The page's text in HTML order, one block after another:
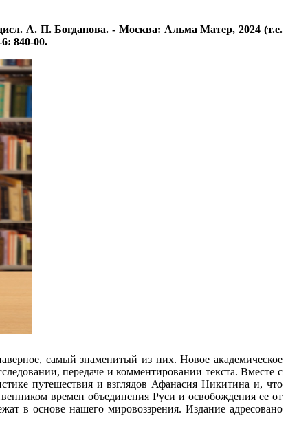
А. П. Богданова. - Москва: Альма Матер, 2024 (т.е.
840-00.
самый знаменитый из них. Новое академическое
передаче и комментировании текста. Вместе с
путешествия и взглядов Афанасия Никитина и, что
времен объединения Руси и освобождения ее от
в основе нашего мировоззрения. Издание адресовано